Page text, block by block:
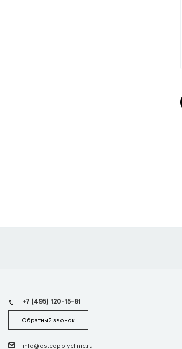
+7 (495) 120-15-81
Обратный звонок
info@osteopolyclinic.ru